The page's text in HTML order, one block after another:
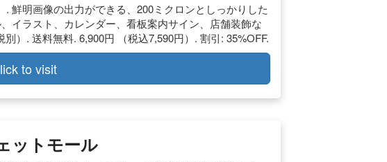
鮮明画像の出力ができる、200ミクロンとしっかりした
イラスト、カレンダー、看板案内サイン、店舗装飾な
）. 送料無料. 6,900円 （税込7,590円）. 割引: 35%OFF.
to visit
ットモール